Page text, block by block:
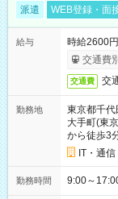
派遣 WEB登録・面
給与
時給2600円
交通費
交通費 交
勤務地
東京都千代
大手町(東
から徒歩3
IT・通信
勤務時間 9:00～